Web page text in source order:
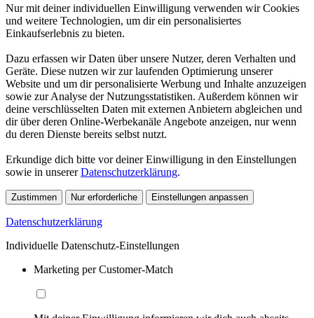
Nur mit deiner individuellen Einwilligung verwenden wir Cookies
und weitere Technologien, um dir ein personalisiertes
Einkaufserlebnis zu bieten.
Dazu erfassen wir Daten über unsere Nutzer, deren Verhalten und
Geräte. Diese nutzen wir zur laufenden Optimierung unserer
Website und um dir personalisierte Werbung und Inhalte anzuzeigen
sowie zur Analyse der Nutzungsstatistiken. Außerdem können wir
deine verschlüsselten Daten mit externen Anbietern abgleichen und
dir über deren Online-Werbekanäle Angebote anzeigen, nur wenn
du deren Dienste bereits selbst nutzt.
Erkundige dich bitte vor deiner Einwilligung in den Einstellungen
sowie in unsererDatenschutzerklärung.
Zustimmen Nur erforderliche Einstellungen anpassen
Datenschutzerklärung
Individuelle Datenschutz-Einstellungen
Marketing per Customer-Match